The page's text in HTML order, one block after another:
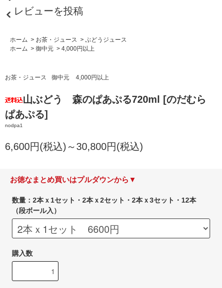
レビューを投稿
ホーム > お茶・ジュース > ぶどうジュース
ホーム > 御中元 > 4,000円以上
お茶・ジュース 御中元 4,000円以上
山ぶどう 森のぱあぷる720ml [のだむら
ぱあぷる]
nodpa1
6,600円(税込)～30,800円(税込)
お徳なまとめ買いはプルダウンから▼
数量：2本ｘ1セット・2本ｘ2セット・2本ｘ3セット・12本
（段ボール入）
購入数